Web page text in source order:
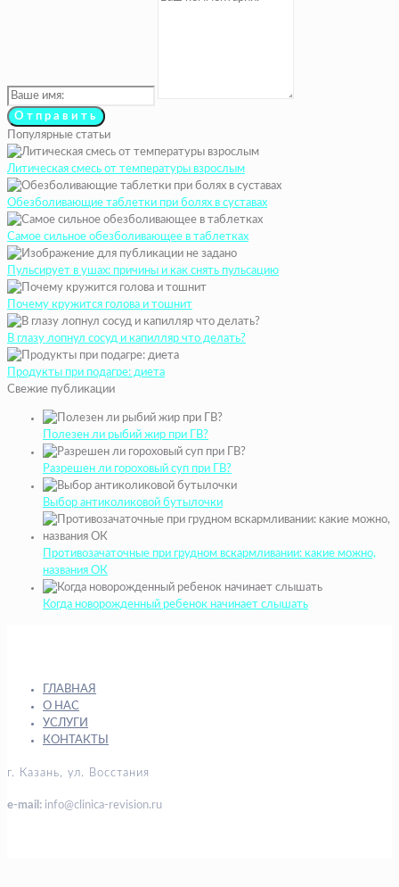
Популярные статьи
Литическая смесь от температуры взрослым
Обезболивающие таблетки при болях в суставах
Самое сильное обезболивающее в таблетках
Пульсирует в ушах: причины и как снять пульсацию
Почему кружится голова и тошнит
В глазу лопнул сосуд и капилляр что делать?
Продукты при подагре: диета
Свежие публикации
Полезен ли рыбий жир при ГВ?
Разрешен ли гороховый суп при ГВ?
Выбор антиколиковой бутылочки
Противозачаточные при грудном вскармливании: какие можно,
названия ОК
Когда новорожденный ребенок начинает слышать
ГЛАВНАЯ
О НАС
УСЛУГИ
КОНТАКТЫ
г. Казань, ул. Восстания
e-mail: info@clinica-revision.ru